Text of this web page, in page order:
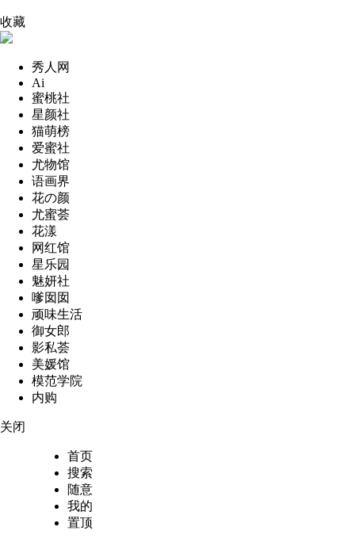
收藏
秀人网
Ai
蜜桃社
星颜社
猫萌榜
爱蜜社
尤物馆
语画界
花の颜
尤蜜荟
花漾
网红馆
星乐园
魅妍社
嗲囡囡
顽味生活
御女郎
影私荟
美媛馆
模范学院
内购
关闭
首页
搜索
随意
我的
置顶